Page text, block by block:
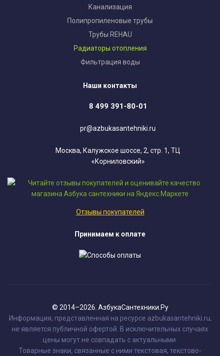
Канализация
Полипропиленовые трубы
Трубы REHAU
Радиаторы отопления
Фильтрация воды
Наши контакты
8 499 391-80-01
pr@azbukasantehniki.ru
Москва, Калужское шоссе, 2, стр. 1, ТЦ
«Корниловский»
Отзывы покупателей
Принимаем к оплате
© 2014–2026. АзбукаСантехники.Ру
Информация, представленная на ресурсе azbukasantehniki.ru,
не является публичной офертой. В исключительных случаях
цены могут не совпадать с актуальными.
Товарные знаки, связанные с ними текстовая, текстово-